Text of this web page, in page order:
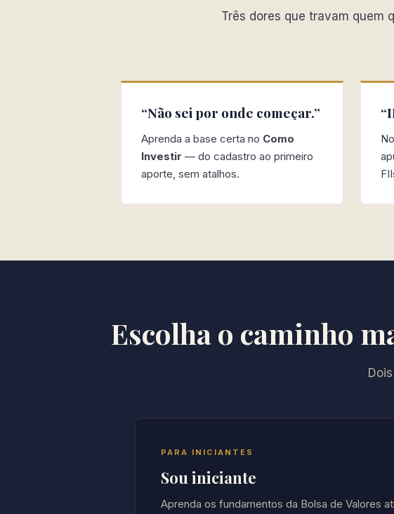
Três dores que travam quem
“Não sei por onde começar.”
Aprenda a base certa no Como
Investir — do cadastro ao primeiro
aporte, sem atalhos.
No
Escolha o caminho
PARA INICIANTES
Sou iniciante
Aprenda os fundamentos da Bolsa de Valores